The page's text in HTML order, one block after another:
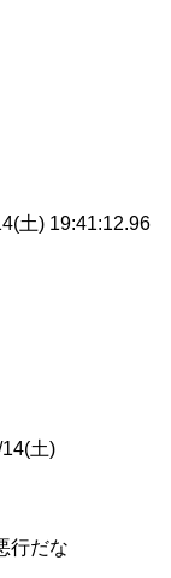
土) 19:41:12.96
14(土)
行だな